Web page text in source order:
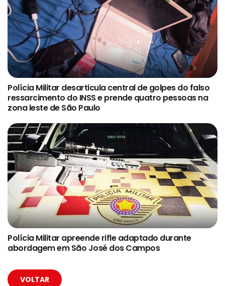
Polícia Militar desarticula central de golpes do falso
ressarcimento do INSS e prende quatro pessoas na
zona leste de São Paulo
Polícia Militar apreende rifle adaptado durante
abordagem em São José dos Campos
VOLTAR